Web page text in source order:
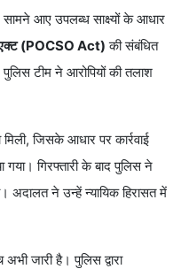
सामने आए उपलब्ध साक्ष्यों के आधार
एक्ट (POCSO Act) की संबंधित
टीम ने आरोपियों की तलाश
जिसके आधार पर कार्रवाई
गया। गिरफ्तारी के बाद पुलिस ने
अदालत ने उन्हें न्यायिक हिरासत में
जारी है। पुलिस द्वारा